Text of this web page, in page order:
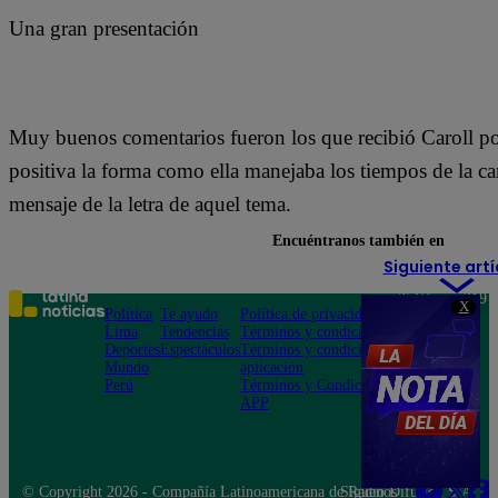
X
Una gran presentación
Muy buenos comentarios fueron los que recibió Caroll
positiva la forma como ella manejaba los tiempos de la
mensaje de la letra de aquel tema.
Siguiente
Encuéntranos también en
Política
Lima
Deportes
Mundo
Perú
Te ayudo
Tendencias
Espectáculos
Política de privacidad
Términos y condiciones
Términos y condiciones
aplicación
Términos y Condiciones
APP
Teléfono: 219
Av. San
Felipe 968
Jesús María
© Copyright 2026 - Compañía Latinoamericana de Radio Difusión S.A.
Síguenos